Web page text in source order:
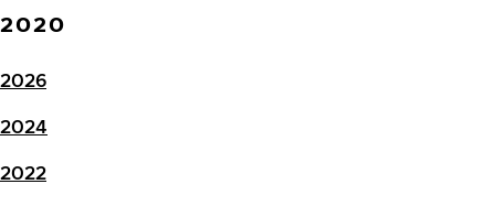
2020
2026
2024
2022